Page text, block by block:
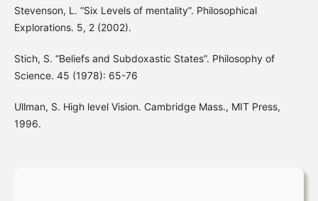
Stevenson, L. “Six Levels of mentality”. Philosophical
Explorations. 5, 2 (2002).
Stich, S. “Beliefs and Subdoxastic States”. Philosophy of
Science. 45 (1978): 65-76
Ullman, S. High level Vision. Cambridge Mass., MIT Press,
1996.